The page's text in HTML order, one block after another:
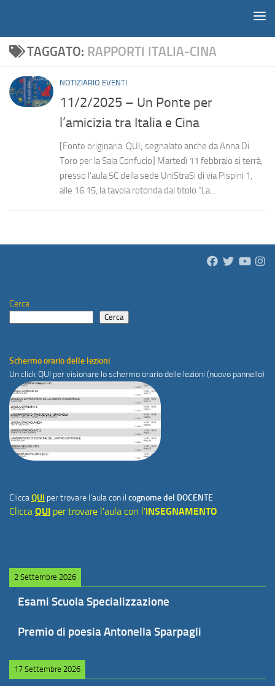
TAGGATO: RAPPORTI ITALIA-CINA
NOTIZIARIO EVENTI
11/2/2025 – Un Ponte per
l’amicizia tra Italia e Cina
[Fonte originaria: QUI; segnalato anche da Anna Di
Toro per la Sala Confucio] Martedì 11 febbraio si terrà,
presso l’aula 5C della sede UniStraSi di via Pispini 1,
alle 16.15, la tavola rotonda dal titolo “La...
Cerca
Cerca
Schermo orario delle lezioni
Un click QUI per visionare lo schermo orario delle lezioni (nuovo pannello)
CliccaQUI per trovare l'aula con il cognome del DOCENTE
Clicca QUI per trovare l'aula con l'INSEGNAMENTO
2 Settembre 2026
Esami Scuola Specializzazione
Premio di poesia Antonella Sparpagli
17 Settembre 2026